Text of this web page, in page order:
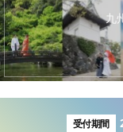
九
受付期間